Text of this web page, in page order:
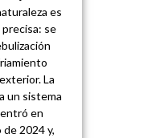
es
se
La
un sistema
en
2024 y,